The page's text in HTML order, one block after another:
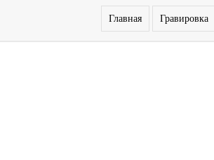
Главная Гравировка